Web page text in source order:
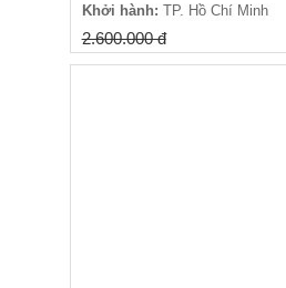
Khởi hành: TP. Hồ Chí Minh
2.600.000 đ